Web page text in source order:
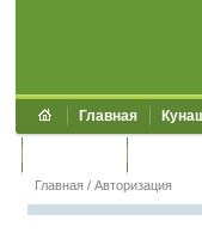
Главная
Главная / Авторизация